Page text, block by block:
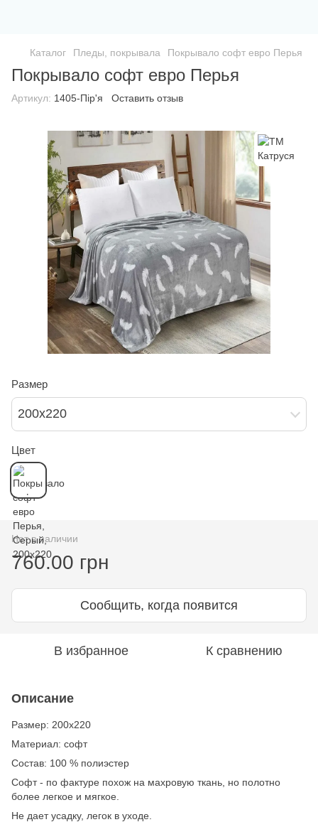
Каталог Пледы, покрывала Покрывало софт евро Перья
Покрывало софт евро Перья
Артикул: 1405-Пір'я Оставить отзыв
Размер
200х220
Цвет
Нет в наличии
760.00 грн
Сообщить, когда появится
В избранное К сравнению
Описание
Размер: 200х220
Материал: софт
Состав: 100 % полиэстер
Софт - по фактуре похож на махровую ткань, но полотно
более легкое и мягкое.
Не дает усадку, легок в уходе.